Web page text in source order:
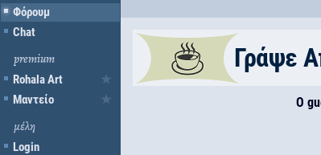
Φόρουμ
Chat
premium
Rohala Art
Μαντείο
μέλη
Login
Γράψε
Ο